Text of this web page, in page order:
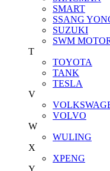
SMART
SSANG
SUZUKI
SWM
T
TOYOTA
TANK
TESLA
V
VOLVO
W
WULING
X
XPENG
Y